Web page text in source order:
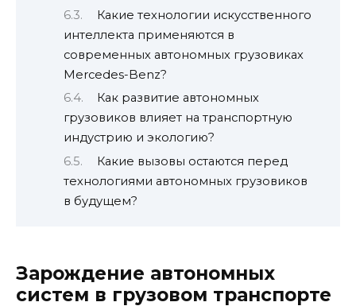
Какие технологии искусственного
интеллекта применяются в
современных автономных грузовиках
Mercedes-Benz?
Как развитие автономных
грузовиков влияет на транспортную
индустрию и экологию?
Какие вызовы остаются перед
технологиями автономных грузовиков
в будущем?
Зарождение автономных
систем в грузовом транспорте